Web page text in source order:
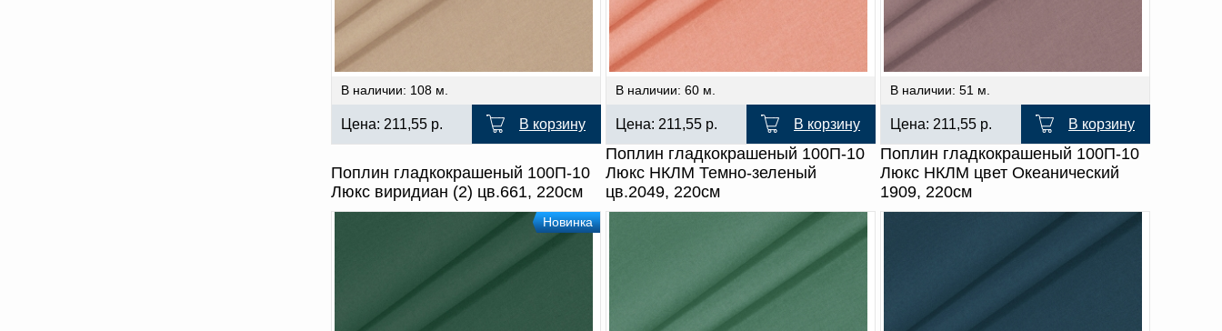
В наличии: 108 м.
Цена: 211,55 р. В корзину
В наличии: 60 м.
Цена: 211,55 р. В корзину
В наличии: 51 м.
Цена: 211,55 р. В корзину
Поплин гладкокрашеный 100П-10
Люкс виридиан (2) цв.661, 220см
Новинка
Поплин гладкокрашеный 100П-10
Люкс НКЛМ Темно-зеленый
цв.2049, 220см
Поплин гладкокрашеный 100П-10
Люкс НКЛМ цвет Океанический
1909, 220см